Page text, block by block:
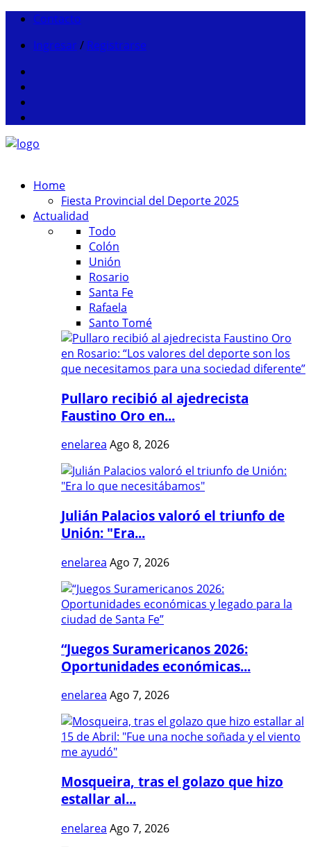
Contacto
Ingresar / Registrarse
Home
Fiesta Provincial del Deporte 2025
Actualidad
Todo
Colón
Unión
Rosario
Santa Fe
Rafaela
Santo Tomé
Pullaro recibió al ajedrecista
Faustino Oro en...
enelarea Ago 8, 2026
Julián Palacios valoró el triunfo de
Unión: "Era...
enelarea Ago 7, 2026
“Juegos Suramericanos 2026:
Oportunidades económicas...
enelarea Ago 7, 2026
Mosqueira, tras el golazo que hizo
estallar al...
enelarea Ago 7, 2026